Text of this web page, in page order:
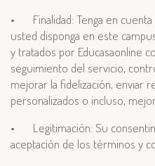
•
Finalidad: Tenga en
usted disponga en este
y tratados por Educasaonline
seguimiento del servicio,
mejorar la fidelización, enviar
personalizados o incluso,
•
Legitimación: Su
aceptación de los términos y